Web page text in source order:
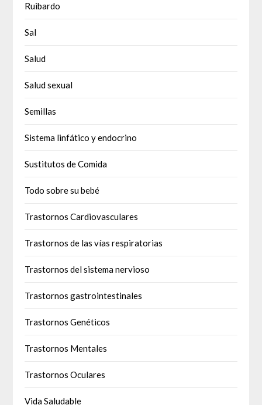
Ruibardo
Sal
Salud
Salud sexual
Semillas
Sistema linfático y endocrino
Sustitutos de Comida
Todo sobre su bebé
Trastornos Cardiovasculares
Trastornos de las vías respiratorias
Trastornos del sistema nervioso
Trastornos gastrointestinales
Trastornos Genéticos
Trastornos Mentales
Trastornos Oculares
Vida Saludable